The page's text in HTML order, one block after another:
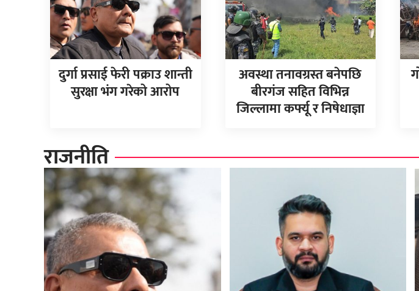
दुर्गा प्रसाई फेरी पक्राउ शान्ती
सुरक्षा भंग गरेको आरोप
अवस्था तनावग्रस्त बनेपछि
बीरगंज सहित विभिन्न
जिल्लामा कर्फ्यू र निषेधाज्ञा
राजनीति